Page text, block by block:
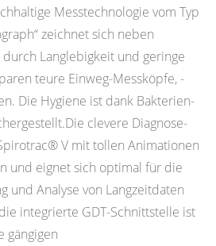
Messtechnologie vom Typ
zeichnet sich neben
Langlebigkeit und geringe
teure Einweg-Messköpfe, -
Die Hygiene ist dank Bakterien-
clevere Diagnose-
V mit tollen Animationen
und eignet sich optimal für die
und Analyse von Langzeitdaten
integrierte GDT-Schnittstelle ist
gängigen